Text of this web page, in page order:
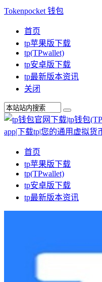
Tokenpocket 钱包
首页
tp苹果版下载
tp(TPwallet)
tp安卓版下载
tp最新版本资讯
关闭
首页
tp苹果版下载
tp(TPwallet)
tp安卓版下载
tp最新版本资讯